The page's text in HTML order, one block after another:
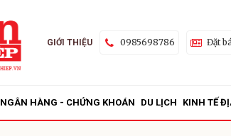
GIỚI THIỆU 0985698786 Đặt
NGÂN HÀNG - CHỨNG KHOÁN DU LỊCH KINH TẾ